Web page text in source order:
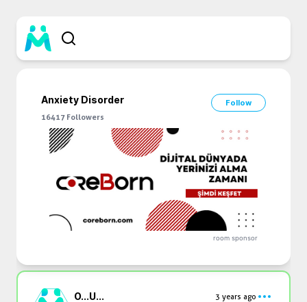
Anxiety Disorder
Follow
16417 Followers
room sponsor
O...U...
3 years ago